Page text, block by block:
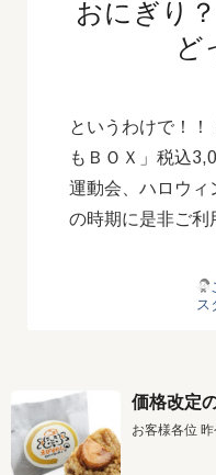
おにぎり
ど
というわけで！！
もＢＯＸ」税込
運動会、ハロウィ
の時期に是非ご
ス
価格改定
お客様各位